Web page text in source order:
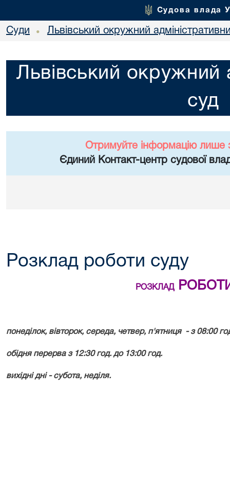
Судова влада
Суди • Львівський окружний
Львівський окружний
суд
Отримуйте інформацію лише
Єдиний Контакт-центр судової
Розклад роботи суду
РОЗКЛАД
понеділок, вівторок, середа, четвер, п'ятниця - з 08:00
обідня перерва з 12:30 год. до 13:00 год.
вихідні дні - субота, неділя.